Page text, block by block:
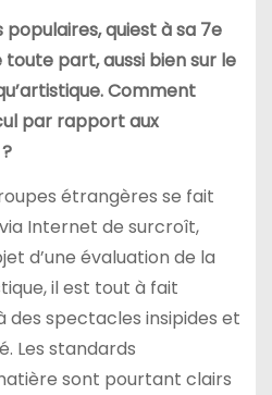
populaires, quiest à sa 7e
part, aussi bien sur le
Comment
par rapport aux
étrangères se fait
Internet de surcroît,
d’une évaluation de la
il est tout à fait
des spectacles insipides et
Les standards
sont pourtant clairs